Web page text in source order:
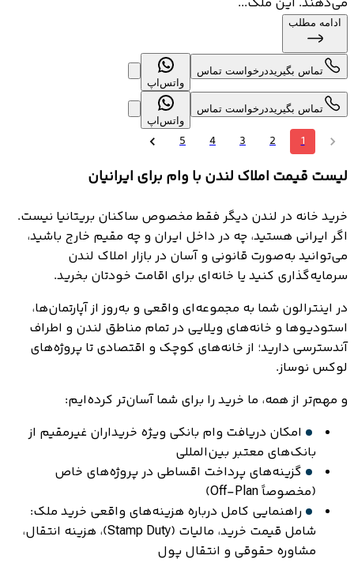
ادامه مطلب
تماس بگیریددرخواست تماس
واتس‌اپ
تماس بگیریددرخواست تماس
واتس‌اپ
1
2
3
4
5
لیست قیمت املاک لندن با وام برای ایرانیان
خرید خانه در لندن دیگر فقط مخصوص ساکنان بریتانیا نیست.
اگر ایرانی هستید، چه در داخل ایران و چه مقیم خارج باشید،
می‌توانید به‌صورت قانونی و آسان در بازار املاک لندن
سرمایه‌گذاری کنید یا خانه‌ای برای اقامت خودتان بخرید.
در اینترالون شما به مجموعه‌ای واقعی و به‌روز از آپارتمان‌ها،
استودیوها و خانه‌های ویلایی در تمام مناطق لندن و اطراف
آندسترسی دارید؛ از خانه‌های کوچک و اقتصادی تا پروژه‌های
لوکس نوساز.
و مهم‌تر از همه، ما خرید را برای شما آسان‌تر کرده‌ایم:
امکان دریافت وام بانکی ویژه خریداران غیرمقیم از
بانک‌های معتبر بین‌المللی
گزینه‌های پرداخت اقساطی در پروژه‌های خاص
(مخصوصاً Off-Plan)
راهنمایی کامل درباره هزینه‌های واقعی خرید ملک:
شامل قیمت خرید، مالیات (Stamp Duty)، هزینه انتقال،
مشاوره حقوقی و انتقال پول